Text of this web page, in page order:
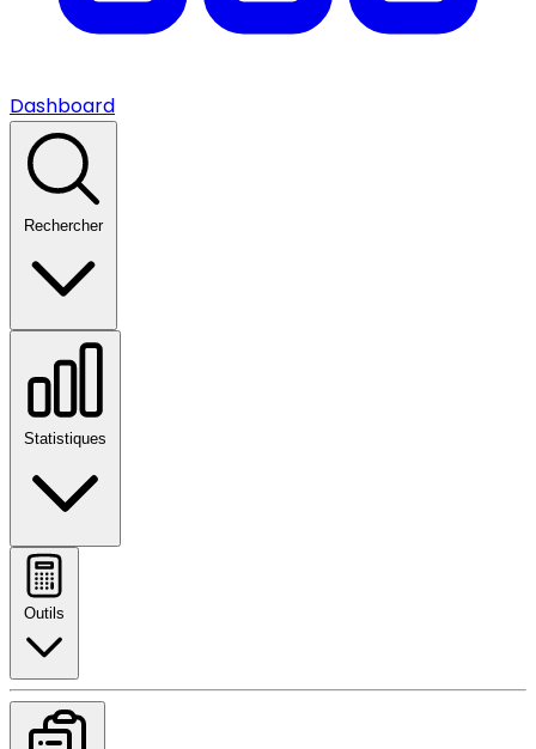
Dashboard
Rechercher
Statistiques
Outils